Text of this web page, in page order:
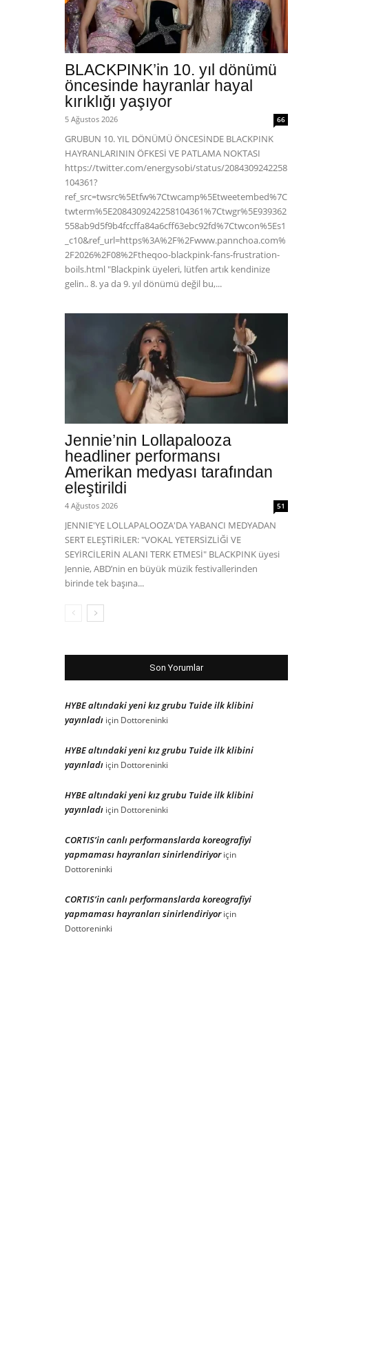
BLACKPINK’in 10. yıl dönümü
öncesinde hayranlar hayal
kırıklığı yaşıyor
5 Ağustos 2026 66
GRUBUN 10. YIL DÖNÜMÜ ÖNCESİNDE BLACKPINK
HAYRANLARININ ÖFKESİ VE PATLAMA NOKTASI
https://twitter.com/energysobi/status/2084309242258
104361?
ref_src=twsrc%5Etfw%7Ctwcamp%5Etweetembed%7C
twterm%5E2084309242258104361%7Ctwgr%5E939362
558ab9d5f9b4fccffa84a6cff63ebc92fd%7Ctwcon%5Es1
_c10&ref_url=https%3A%2F%2Fwww.pannchoa.com%
2F2026%2F08%2Ftheqoo-blackpink-fans-frustration-
boils.html "Blackpink üyeleri, lütfen artık kendinize
gelin.. 8. ya da 9. yıl dönümü değil bu,...
Jennie’nin Lollapalooza
headliner performansı
Amerikan medyası tarafından
eleştirildi
4 Ağustos 2026 51
JENNIE'YE LOLLAPALOOZA'DA YABANCI MEDYADAN
SERT ELEŞTİRİLER: "VOKAL YETERSİZLİĞİ VE
SEYİRCİLERİN ALANI TERK ETMESİ" BLACKPINK üyesi
Jennie, ABD’nin en büyük müzik festivallerinden
birinde tek başına...
Son Yorumlar
HYBE altındaki yeni kız grubu Tuide ilk klibini
yayınladı için Dottoreninki
HYBE altındaki yeni kız grubu Tuide ilk klibini
yayınladı için Dottoreninki
HYBE altındaki yeni kız grubu Tuide ilk klibini
yayınladı için Dottoreninki
CORTIS’in canlı performanslarda koreografiyi
yapmaması hayranları sinirlendiriyoriçin
Dottoreninki
CORTIS’in canlı performanslarda koreografiyi
yapmaması hayranları sinirlendiriyoriçin
Dottoreninki